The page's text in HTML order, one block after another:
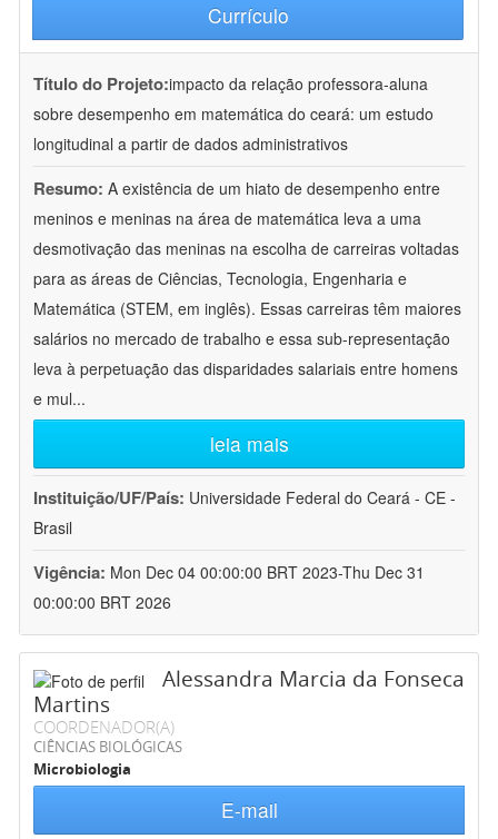
Currículo
Título do Projeto:impacto da relação professora-aluna
sobre desempenho em matemática do ceará: um estudo
longitudinal a partir de dados administrativos
Resumo: A existência de um hiato de desempenho entre
meninos e meninas na área de matemática leva a uma
desmotivação das meninas na escolha de carreiras voltadas
para as áreas de Ciências, Tecnologia, Engenharia e
Matemática (STEM, em inglês). Essas carreiras têm maiores
salários no mercado de trabalho e essa sub-representação
leva à perpetuação das disparidades salariais entre homens
e mul...
leia mais
Instituição/UF/País: Universidade Federal do Ceará - CE -
Brasil
Vigência: Mon Dec 04 00:00:00 BRT 2023-Thu Dec 31
00:00:00 BRT 2026
Alessandra Marcia da Fonseca
Martins
COORDENADOR(A)
CIÊNCIAS BIOLÓGICAS
Microbiologia
E-mail